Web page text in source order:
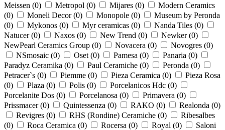
Meissen (0) Metropol (0) Mijares (0)
Modern Ceramics
(0) Moneli Decor (0) Monopole (0)
Museum by Peronda
(0) Mykonos (0) Myr ceramicas (0) Nanda Tiles (0)
Natucer (0) Naxos (0) New Trend (0) Newker (0)
NewPearl Ceramics Group (0) Novacera (0) Novogres (0)
NSmosaic (0) Oset (0) Pamesa (0) Panaria (0)
Paradyz Ceramika (0) Paul Ceramiche (0) Peronda (0)
Petracer`s (0) Piemme (0) Pieza Ceramica (0)
Pieza Rosa
(0) Plaza (0) Polis (0) Porcelanicos Hdc (0)
Porcelanite Dos (0) Porcelanosa (0) Primavera (0)
Prissmacer (0) Quintessenza (0) RAKO (0) Realonda (0)
Revigres (0) RHS (Rondine) Ceramiche (0)
Ribesalbes
(0) Roca Ceramica (0) Rocersa (0) Royal (0)
Saloni